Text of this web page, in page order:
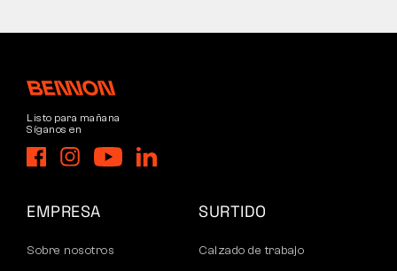
Listo para mañana
Síganos en
EMPRESA
Sobre nosotros
SURTIDO
Calzado de trabajo